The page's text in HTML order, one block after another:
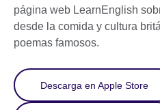
página web LearnEnglish
desde la comida y cultura
poemas famosos.
Descarga en Apple Store